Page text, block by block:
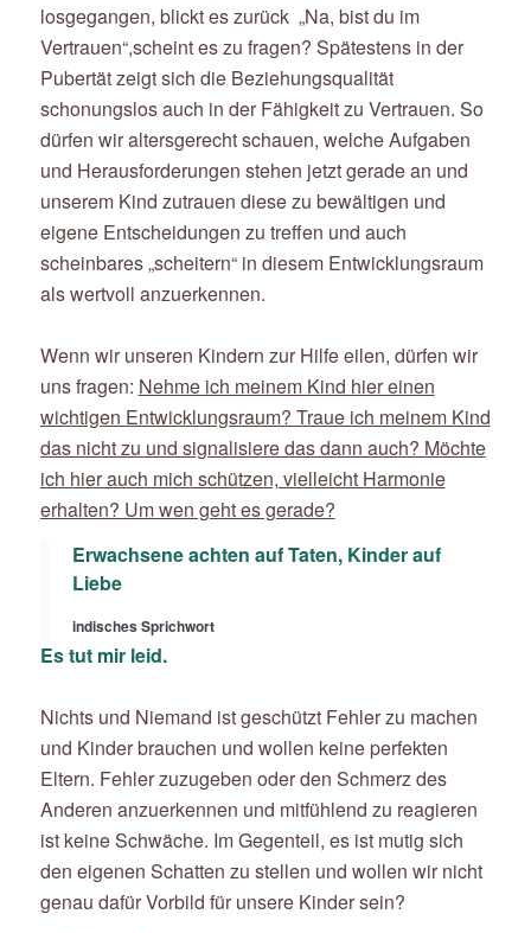
losgegangen, blickt es zurück „Na, bist du im
Vertrauen“,scheint es zu fragen? Spätestens in der
Pubertät zeigt sich die Beziehungsqualität
schonungslos auch in der Fähigkeit zu Vertrauen. So
dürfen wir altersgerecht schauen, welche Aufgaben
und Herausforderungen stehen jetzt gerade an und
unserem Kind zutrauen diese zu bewältigen und
eigene Entscheidungen zu treffen und auch
scheinbares „scheitern“ in diesem Entwicklungsraum
als wertvoll anzuerkennen.
Wenn wir unseren Kindern zur Hilfe eilen, dürfen wir
uns fragen: Nehme ich meinem Kind hier einen
wichtigen Entwicklungsraum? Traue ich meinem Kind
das nicht zu und signalisiere das dann auch? Möchte
ich hier auch mich schützen, vielleicht Harmonie
erhalten? Um wen geht es gerade?
Erwachsene achten auf Taten, Kinder auf
Liebe
indisches Sprichwort
Es tut mir leid.
Nichts und Niemand ist geschützt Fehler zu machen
und Kinder brauchen und wollen keine perfekten
Eltern. Fehler zuzugeben oder den Schmerz des
Anderen anzuerkennen und mitfühlend zu reagieren
ist keine Schwäche. Im Gegenteil, es ist mutig sich
den eigenen Schatten zu stellen und wollen wir nicht
genau dafür Vorbild für unsere Kinder sein?